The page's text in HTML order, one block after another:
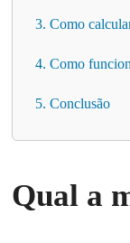
3. Como
4. Como
5. Conclusão
Qual a